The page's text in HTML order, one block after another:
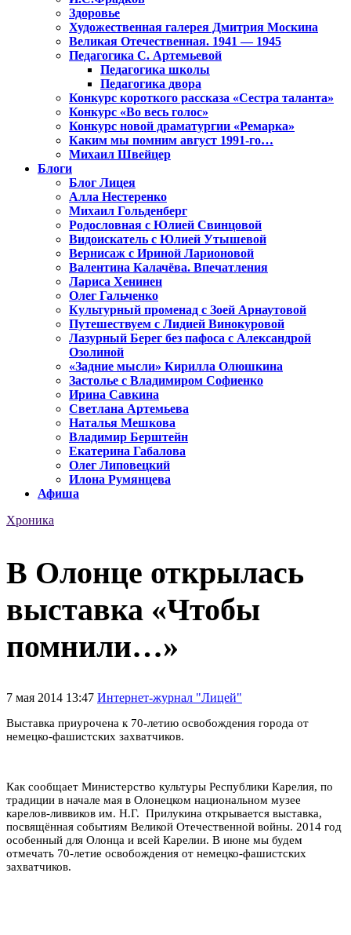
Здоровье
Художественная галерея Дмитрия Москина
Великая Отечественная. 1941 — 1945
Педагогика С. Артемьевой
Педагогика школы
Педагогика двора
Конкурс короткого рассказа «Сестра таланта»
Конкурс «Во весь голос»
Конкурс новой драматургии «Ремарка»
Каким мы помним август 1991-го…
Михаил Швейцер
Блоги
Блог Лицея
Алла Нестеренко
Михаил Гольденберг
Родословная с Юлией Свинцовой
Видоискатель с Юлией Утышевой
Вернисаж с Ириной Ларионовой
Валентина Калачёва. Впечатления
Лариса Хенинен
Олег Гальченко
Культурный променад с Зоей Арнаутовой
Путешествуем с Лидией Винокуровой
Лазурный Берег без пафоса с Александрой
Озолиной
«Задние мысли» Кирилла Олюшкина
Застолье с Владимиром Софиенко
Ирина Савкина
Светлана Артемьева
Наталья Мешкова
Владимир Берштейн
Екатерина Габалова
Олег Липовецкий
Илона Румянцева
Афиша
Хроника
В Олонце открылась
выставка «Чтобы
помнили…»
7 мая 2014 13:47 Интернет-журнал "Лицей"
Выставка приурочена к 70-летию освобождения города от
немецко-фашистских захватчиков.
Как сообщает Министерство культуры Республики Карелия, по
традиции в начале мая в Олонецком национальном музее
карелов-ливвиков им. Н.Г. Прилукина открывается выставка,
посвящённая событиям Великой Отечественной войны. 2014 год
особенный для Олонца и всей Карелии. В июне мы будем
отмечать 70-летие освобождения от немецко-фашистских
захватчиков.